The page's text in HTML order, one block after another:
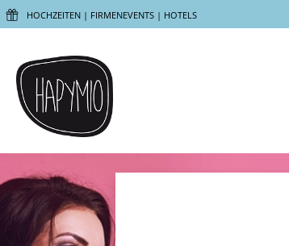
HOCHZEITEN | FIRMENEVENTS | HOTELS